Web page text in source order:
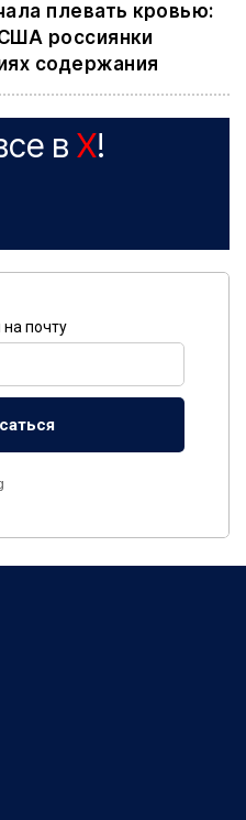
плевать кровью:
россиянки
содержания
в X!